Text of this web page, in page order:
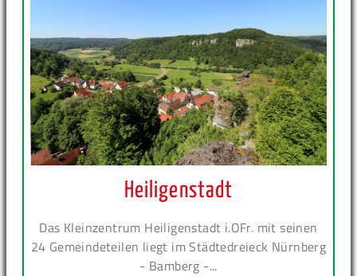
Heiligenstadt
Das Kleinzentrum Heiligenstadt i.OFr. mit seinen
24 Gemeindeteilen liegt im Städtedreieck Nürnberg
- Bamberg -...